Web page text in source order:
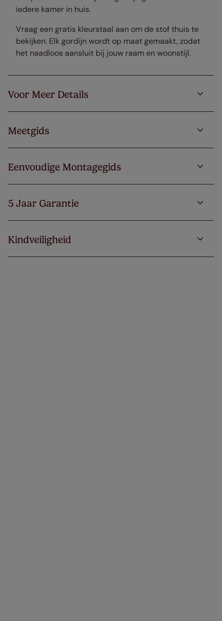
iedere kamer in huis.
Vraag een gratis kleurstaal aan om de stof thuis te
bekijken. Elk gordijn wordt op maat gemaakt, zodat
het naadloos aansluit bij jouw raam en woonstijl.
Voor Meer Details
Meetgids
Eenvoudige Montagegids
5 Jaar Garantie
Kindveiligheid